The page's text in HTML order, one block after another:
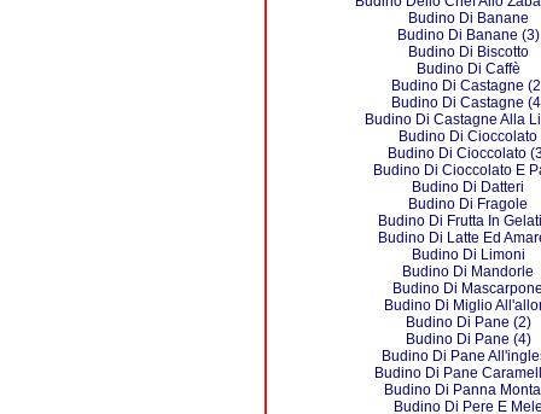
Budino Di Banane
Budino Di Banane (3)
Budino Di Biscotto
Budino Di Caffè
Budino Di Castagne
Budino Di Castagne
Budino Di Castagne Alla
Budino Di Cioccolato
Budino Di Cioccolato
Budino Di Cioccolato E
Budino Di Datteri
Budino Di Fragole
Budino Di Frutta In
Budino Di Latte Ed
Budino Di Limoni
Budino Di Mandorle
Budino Di
Budino Di Miglio
Budino Di Pane (2)
Budino Di Pane (4)
Budino Di Pane
Budino Di Pane
Budino Di Panna
Budino Di Pere E